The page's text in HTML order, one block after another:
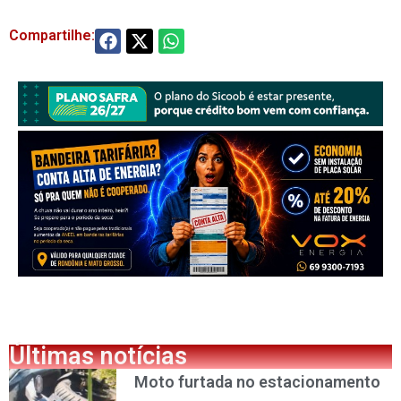
Compartilhe:
Últimas notícias
Moto furtada no estacionamento